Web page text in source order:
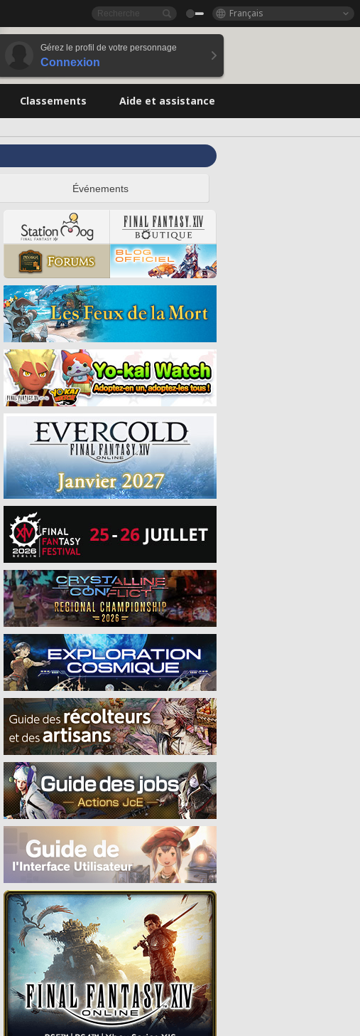
Français
Gérez le profil de votre personnage
Connexion
Classements Aide et assistance
Événements